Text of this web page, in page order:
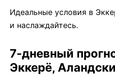
Идеальные условия в
и наслаждайтесь.
7-дневный
Эккерё,